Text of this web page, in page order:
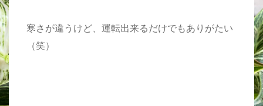
寒さが違うけど、運転出来るだけでもありがたい
（笑）